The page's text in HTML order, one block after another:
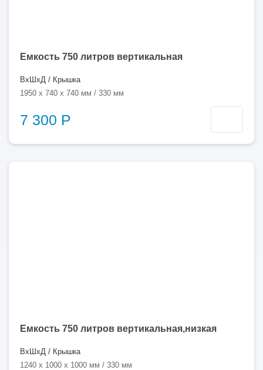
Емкость 750 литров вертикальная
ВхШхД / Крышка
1950 x 740 x 740 мм / 330 мм
7 300 Р
Емкость 750 литров вертикальная,низкая
ВхШхД / Крышка
1240 x 1000 x 1000 мм / 330 мм